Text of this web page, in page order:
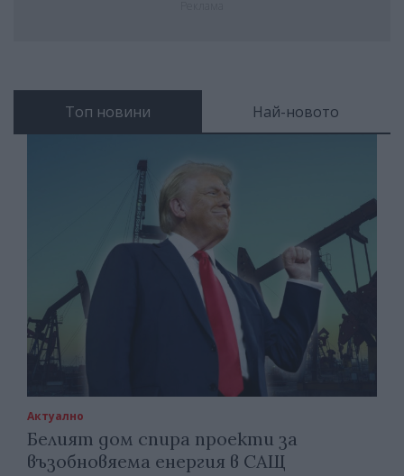
Топ новини Най-новото
Актуално
Белият дом спира проекти за
възобновяема енергия в САЩ